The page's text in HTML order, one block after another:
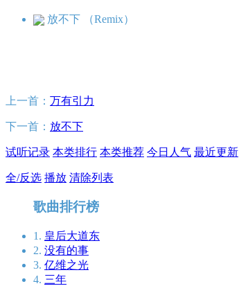
放不下 （Remix）
上一首： 万有引力
下一首： 放不下
试听记录 本类排行 本类推荐 今日人气 最近更新
全/反选 播放 清除列表
歌曲排行榜
1. 皇后大道东
2. 没有的事
3. 亿维之光
4. 三年